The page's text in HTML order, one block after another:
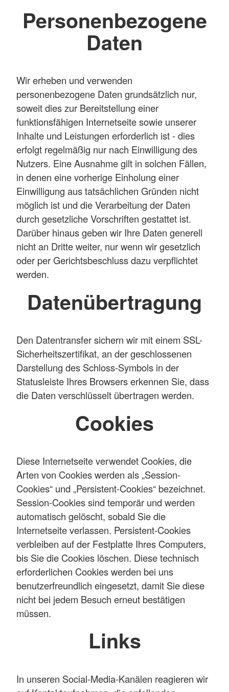
Personenbezogene
Daten
Wir erheben und verwenden
personenbezogene Daten grundsätzlich nur,
soweit dies zur Bereitstellung einer
funktionsfähigen Internetseite sowie unserer
Inhalte und Leistungen erforderlich ist - dies
erfolgt regelmäßig nur nach Einwilligung des
Nutzers. Eine Ausnahme gilt in solchen Fällen,
in denen eine vorherige Einholung einer
Einwilligung aus tatsächlichen Gründen nicht
möglich ist und die Verarbeitung der Daten
durch gesetzliche Vorschriften gestattet ist.
Darüber hinaus geben wir Ihre Daten generell
nicht an Dritte weiter, nur wenn wir gesetzlich
oder per Gerichtsbeschluss dazu verpflichtet
werden.
Datenübertragung
Den Datentransfer sichern wir mit einem SSL-
Sicherheitszertifikat, an der geschlossenen
Darstellung des Schloss-Symbols in der
Statusleiste Ihres Browsers erkennen Sie, dass
die Daten verschlüsselt übertragen werden.
Cookies
Diese Internetseite verwendet Cookies, die
Arten von Cookies werden als „Session-
Cookies“ und „Persistent-Cookies“ bezeichnet.
Session-Cookies sind temporär und werden
automatisch gelöscht, sobald Sie die
Internetseite verlassen. Persistent-Cookies
verbleiben auf der Festplatte Ihres Computers,
bis Sie die Cookies löschen. Diese technisch
erforderlichen Cookies werden bei uns
benutzerfreundlich eingesetzt, damit Sie diese
nicht bei jedem Besuch erneut bestätigen
müssen.
Links
In unseren Social-Media-Kanälen reagieren wir